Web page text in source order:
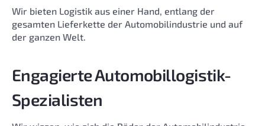
Wir bieten Logistik aus einer Hand, entlang der
gesamten Lieferkette der Automobilindustrie und auf
der ganzen Welt.
Engagierte Automobillogistik-
Spezialisten